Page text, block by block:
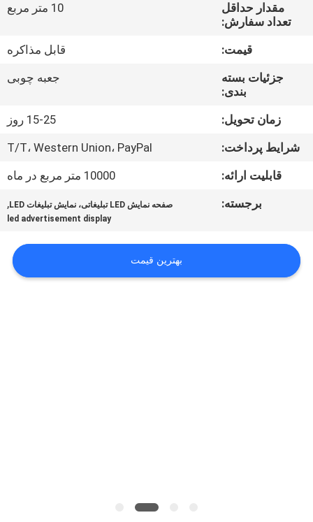
کارخانه
کیفیت
اخبار
سیاست
مقدار حداقل
تعداد سفارش:
10 متر مربع
قیمت:
قابل مذاکره
جزئیات بسته
بندی:
جعبه چوبی
زمان تحویل:
15-25 روز
شرایط پرداخت:
T/T، Western Union، PayPal
قابلیت ارائه:
10000 متر مربع در ماه
برجسته:
صفحه نمایش LED تبلیغاتی، نمایش تبلیغات LED ,
led advertisement display
بهترین قیمت